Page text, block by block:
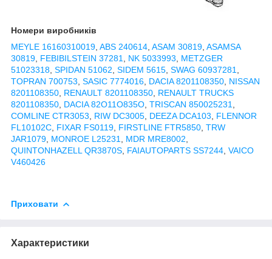
Номери виробників
MEYLE 16160310019 ABS 240614 ASAM 30819 ASAMSA
30819 FEBIBILSTEIN 37281 NK 5033993
METZGER
51023318 SPIDAN 51062 SIDEM 5615 SWAG 60937281
TOPRAN 700753 SASIC 7774016 DACIA 8201108350 NISSAN
8201108350 RENAULT 8201108350 RENAULT TRUCKS
8201108350 DACIA 82O11O835O TRISCAN 850025231
COMLINE CTR3053
RIW DC3005 DEEZA DCA103
FLENNOR
FL10102C FIXAR FS0119 FIRSTLINE FTR5850 TRW
JAR1079 MONROE L25231 MDR MRE8002
QUINTONHAZELL QR3870S FAIAUTOPARTS SS7244 VAICO
V460426
Приховати
Характеристики